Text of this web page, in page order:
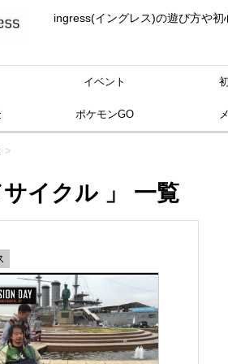
ingress(イングレス)の遊び方や
イベント
ポケモンGO
>
サイクル 」 一覧